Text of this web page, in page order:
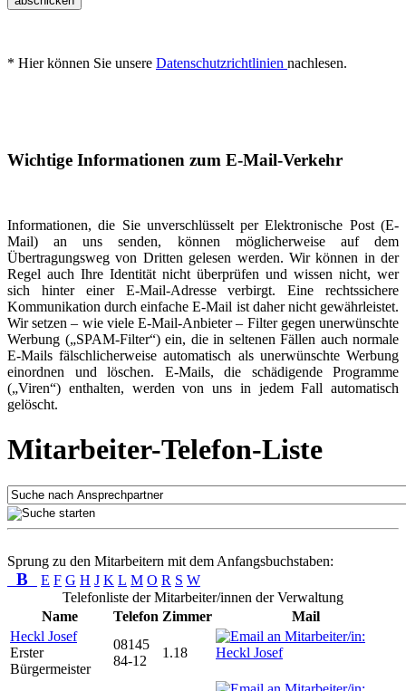
* Hier können Sie unsere Datenschutzrichtlinien nachlesen.
Wichtige Informationen zum E-Mail-Verkehr
Informationen, die Sie unverschlüsselt per Elektronische Post (E-
Mail) an uns senden, können möglicherweise auf dem
Übertragungsweg von Dritten gelesen werden. Wir können in der
Regel auch Ihre Identität nicht überprüfen und wissen nicht, wer
sich hinter einer E-Mail-Adresse verbirgt. Eine rechtssichere
Kommunikation durch einfache E-Mail ist daher nicht gewährleistet.
Wir setzen – wie viele E-Mail-Anbieter – Filter gegen unerwünschte
Werbung („SPAM-Filter“) ein, die in seltenen Fällen auch normale
E-Mails fälschlicherweise automatisch als unerwünschte Werbung
einordnen und löschen. E-Mails, die schädigende Programme
(„Viren“) enthalten, werden von uns in jedem Fall automatisch
gelöscht.
Mitarbeiter-Telefon-Liste
Sprung zu den Mitarbeitern mit dem Anfangsbuchstaben:
B E F G H J K L M O R S W
Telefonliste der Mitarbeiter/innen der Verwaltung
Name
Telefon Zimmer
Mail
Heckl Josef
Erster
Bürgermeister
08145
84-12
1.18